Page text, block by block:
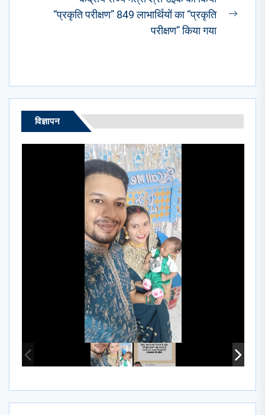
“प्रकृति परीक्षण” 849 लाभार्थियों का “प्रकृति
परीक्षण” किया गया
विज्ञापन